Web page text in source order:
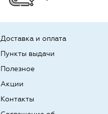
Доставка и оплата
Пункты выдачи
Полезное
Акции
Контакты